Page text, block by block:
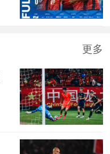
更多